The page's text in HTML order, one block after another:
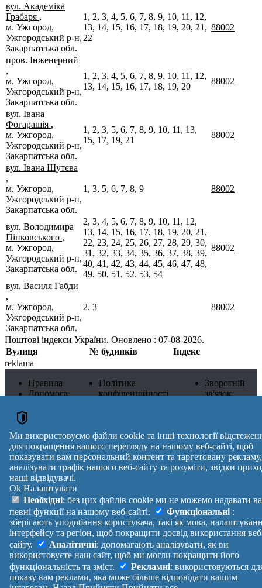
Поштові індекси України. Оновлено : 07-08-2026.
вул. Академіка
Грабаря ,
м. Ужгород,
Ужгородський р-н,
Закарпатська обл.
1, 2, 3, 4, 5, 6, 7, 8, 9, 10, 11, 12,
13, 14, 15, 16, 17, 18, 19, 20, 21,
22
88002
пров. Інженерний
,
м. Ужгород,
Ужгородський р-н,
Закарпатська обл.
1, 2, 3, 4, 5, 6, 7, 8, 9, 10, 11, 12,
13, 14, 15, 16, 17, 18, 19, 20
88002
вул. Івана
Фогарашія ,
м. Ужгород,
Ужгородський р-н,
Закарпатська обл.
1, 2, 3, 5, 6, 7, 8, 9, 10, 11, 13,
15, 17, 19, 21
88002
вул. Івана Шутєва
,
м. Ужгород,
Ужгородський р-н,
Закарпатська обл.
1, 3, 5, 6, 7, 8, 9 88002
вул. Володимира
Пінковського ,
м. Ужгород,
Ужгородський р-н,
Закарпатська обл.
2, 3, 4, 5, 6, 7, 8, 9, 10, 11, 12,
13, 14, 15, 16, 17, 18, 19, 20, 21,
22, 23, 24, 25, 26, 27, 28, 29, 30,
31, 32, 33, 34, 35, 36, 37, 38, 39,
40, 41, 42, 43, 44, 45, 46, 47, 48,
49, 50, 51, 52, 53, 54
88002
вул. Василя Габди
,
м. Ужгород,
Ужгородський р-н,
Закарпатська обл.
2, 3 88002
Вулиця № будинків
Індекс
reklama
Правила
Допомога
Політика
конфіденційності
Зворотній
зв'язок
Ми використовуємо файли cookie та інші технології
для покращення вашого перегляду на нашому веб-сайті, щоб
показувати вам персональний контент та таргетовану рекламу,
аналізувати трафік нашого веб-сайту та розуміти, звідки
наші відвідувачі.
Ok Налаштувати
Необхідні: без цих файлів cookie ми не можемо надавати
певні функції на нашому веб-сайті.
Функціональні :
зберігають уподобання користувача, такі як мова,
інтерфейсу та регіон, щоб покращити досвід використання
сайту.
Аналітичні: допомагають аналізувати, як ви
використовуєте наш сайт, щоб ми могли покращити його
функціональність та зміст.
Рекламні: використовуються
показу вам реклами, яка може більше відповідати вашим